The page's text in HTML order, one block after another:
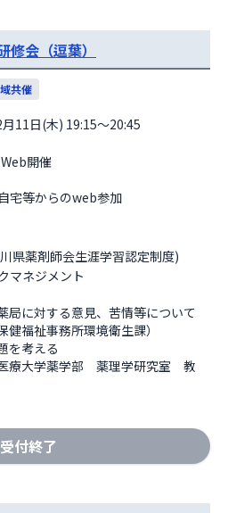
会（逗葉）
共催
11日(木) 19:15～20:45
自宅等からのweb参加
県薬剤師会生涯学習認定制度)
マネジメント
局に対する意見、苦情等について
福祉事務所環境衛生課）
を考える
療大学薬学部　薬理学研究室　教
受付終了